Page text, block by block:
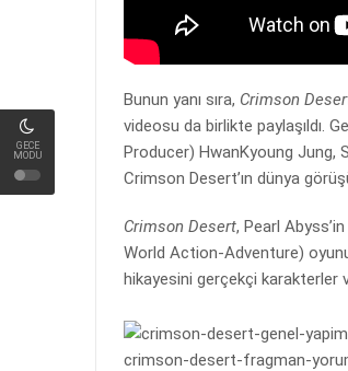
GECE
MODU
Bunun yanı sıra, Crimson
videosu da birlikte paylaşıldı.
Producer) HwanKyoung Jung,
Crimson Desert’ın dünya
Crimson Desert, Pearl
World Action-Adventure)
hikayesini gerçekçi karakterler